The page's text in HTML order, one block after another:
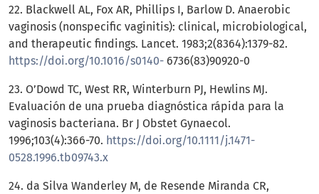
22. Blackwell AL, Fox AR, Phillips I, Barlow D. Anaerobic
vaginosis (nonspecific vaginitis): clinical, microbiological,
and therapeutic findings. Lancet. 1983;2(8364):1379-82.
https://doi.org/10.1016/s0140- 6736(83)90920-0
23. O’Dowd TC, West RR, Winterburn PJ, Hewlins MJ.
Evaluación de una prueba diagnóstica rápida para la
vaginosis bacteriana. Br J Obstet Gynaecol.
1996;103(4):366-70. https://doi.org/10.1111/j.1471-
0528.1996.tb09743.x
24. da Silva Wanderley M, de Resende Miranda CR,